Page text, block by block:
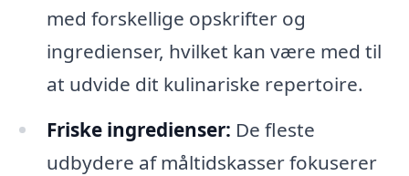
med forskellige opskrifter og
ingredienser, hvilket kan være med til
at udvide dit kulinariske repertoire.
Friske ingredienser: De fleste
udbydere af måltidskasser fokuserer